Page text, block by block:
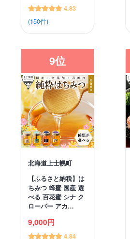
4.83
(150件)
9位
北海道上士幌町
【ふるさと納税】は
ちみつ 蜂蜜 国産 選
べる 百花蜜 シナ ク
ローバー アカ…
9,000円
4.84